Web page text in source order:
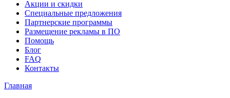
Акции и скидки
Специальные предложения
Партнерские программы
Размещение рекламы в ПО
Помощь
Блог
FAQ
Контакты
Главная